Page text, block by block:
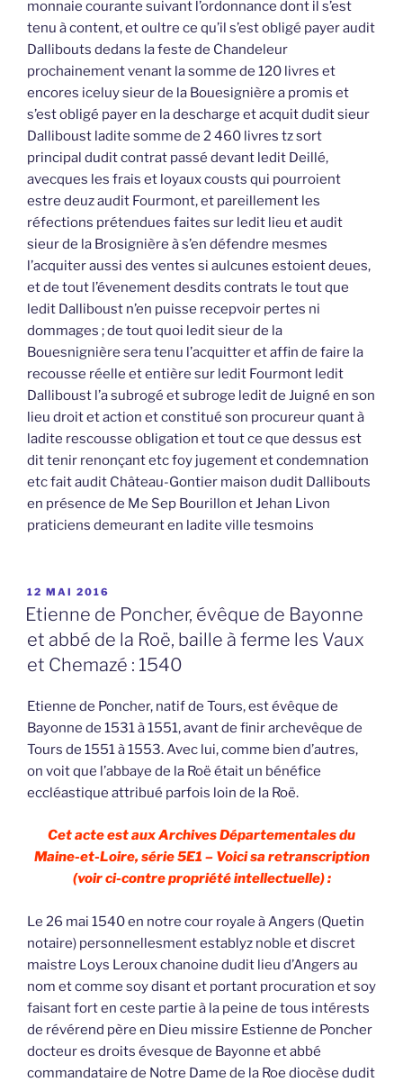
monnaie courante suivant l’ordonnance dont il s’est
tenu à content, et oultre ce qu’il s’est obligé payer audit
Dallibouts dedans la feste de Chandeleur
prochainement venant la somme de 120 livres et
encores iceluy sieur de la Bouesignière a promis et
s’est obligé payer en la descharge et acquit dudit sieur
Dalliboust ladite somme de 2 460 livres tz sort
principal dudit contrat passé devant ledit Deillé,
avecques les frais et loyaux cousts qui pourroient
estre deuz audit Fourmont, et pareillement les
réfections prétendues faites sur ledit lieu et audit
sieur de la Brosignière à s’en défendre mesmes
l’acquiter aussi des ventes si aulcunes estoient deues,
et de tout l’évenement desdits contrats le tout que
ledit Dalliboust n’en puisse recepvoir pertes ni
dommages ; de tout quoi ledit sieur de la
Bouesnignière sera tenu l’acquitter et affin de faire la
recousse réelle et entière sur ledit Fourmont ledit
Dalliboust l’a subrogé et subroge ledit de Juigné en son
lieu droit et action et constitué son procureur quant à
ladite rescousse obligation et tout ce que dessus est
dit tenir renonçant etc foy jugement et condemnation
etc fait audit Château-Gontier maison dudit Dallibouts
en présence de Me Sep Bourillon et Jehan Livon
praticiens demeurant en ladite ville tesmoins
PUBLIÉ
LE
12 MAI 2016
Etienne de Poncher, évêque de Bayonne
et abbé de la Roë, baille à ferme les Vaux
et Chemazé : 1540
Etienne de Poncher, natif de Tours, est évêque de
Bayonne de 1531 à 1551, avant de finir archevêque de
Tours de 1551 à 1553. Avec lui, comme bien d’autres,
on voit que l’abbaye de la Roë était un bénéfice
eccléastique attribué parfois loin de la Roë.
Cet acte est aux Archives Départementales du
Maine-et-Loire, série 5E1 – Voici sa retranscription
(voir ci-contre propriété intellectuelle) :
Le 26 mai 1540 en notre cour royale à Angers (Quetin
notaire) personnellesment establyz noble et discret
maistre Loys Leroux chanoine dudit lieu d’Angers au
nom et comme soy disant et portant procuration et soy
faisant fort en ceste partie à la peine de tous intérests
de révérend père en Dieu missire Estienne de Poncher
docteur es droits évesque de Bayonne et abbé
commandataire de Notre Dame de la Roe diocèse dudit